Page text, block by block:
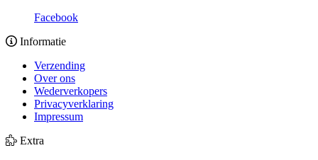
Facebook
Informatie
Verzending
Over ons
Wederverkopers
Privacyverklaring
Impressum
Extra